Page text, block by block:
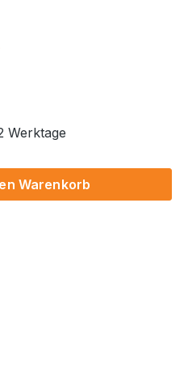
Werktage
Wert
Warenkorb